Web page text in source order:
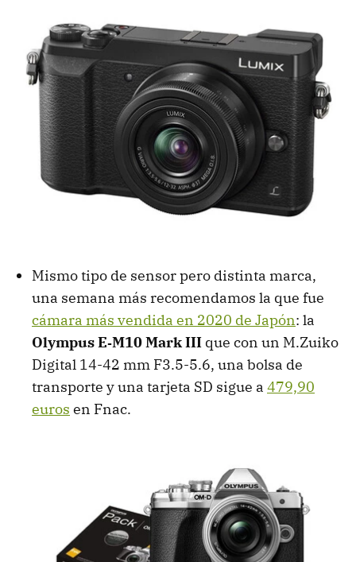
Mismo tipo de sensor pero distinta marca,
una semana más recomendamos la que fue
cámara más vendida en 2020 de Japón: la
Olympus E‑M10 Mark III que con un M.Zuiko
Digital 14-42 mm F3.5-5.6, una bolsa de
transporte y una tarjeta SD sigue a 479,90
euros en Fnac.